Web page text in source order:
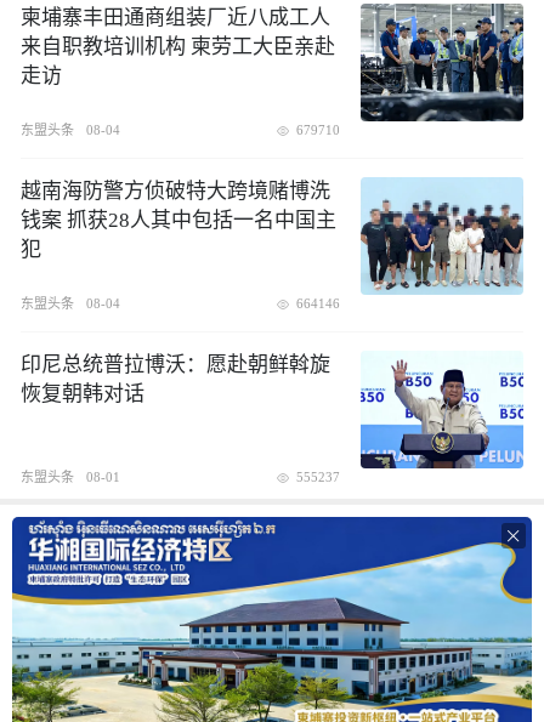
柬埔寨丰田通商组装厂近八成工人
来自职教培训机构 柬劳工大臣亲赴
走访
东盟头条 08-04 679710
越南海防警方侦破特大跨境赌博洗
钱案 抓获28人其中包括一名中国主
犯
东盟头条 08-04 664146
印尼总统普拉博沃：愿赴朝鲜斡旋
恢复朝韩对话
东盟头条 08-01 555237
